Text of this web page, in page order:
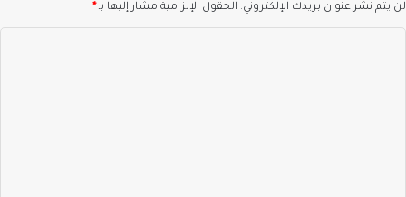
لن يتم نشر عنوان بريدك الإلكتروني. الحقول الإلزامية مشار إليها بـ*